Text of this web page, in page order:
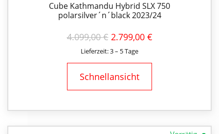
Cube Kathmandu Hybrid SLX 750
polarsilver´n´black 2023/24
4.099,00€ URSPRÜNGLICHER
PREIS
WAR:
4.099,00 €
2.799,00 €AKTUELLER
Lieferzeit: 3 – 5 Tage
Schnellansicht